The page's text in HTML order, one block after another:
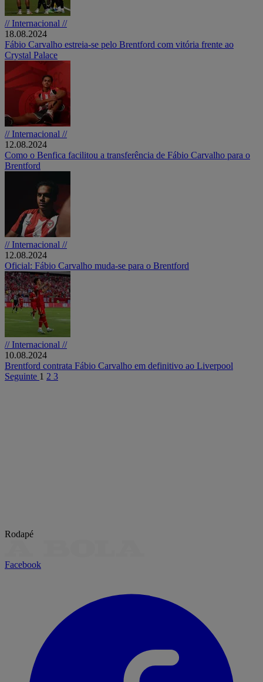
// Internacional //
18.08.2024
Fábio Carvalho estreia-se pelo Brentford com vitória frente ao
Crystal Palace
// Internacional //
12.08.2024
Como o Benfica facilitou a transferência de Fábio Carvalho para o
Brentford
// Internacional //
12.08.2024
Oficial: Fábio Carvalho muda-se para o Brentford
// Internacional //
10.08.2024
Brentford contrata Fábio Carvalho em definitivo ao Liverpool
Seguinte 1 2 3
Rodapé
Facebook